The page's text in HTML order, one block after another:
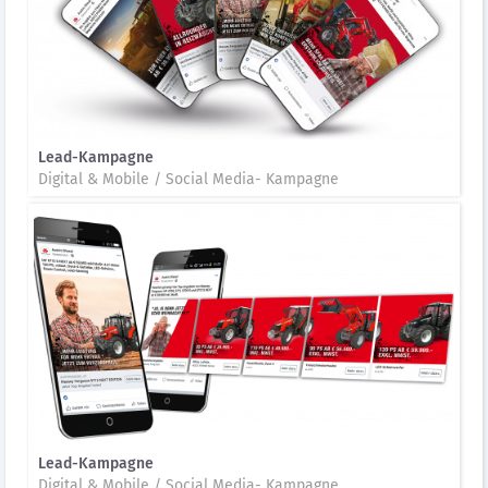
Lead-Kampagne
Digital & Mobile / Social Media- Kampagne
Lead-Kampagne